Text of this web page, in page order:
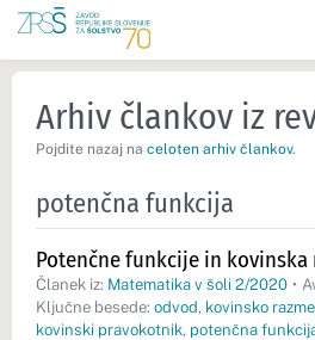
Arhiv člankov iz
Pojdite nazaj na celoten arhiv člankov.
potenčna funkcija
Potenčne funkcije in kovinska
Članek iz: Matematika v šoli 2/2020 •
Ključne besede: odvod, kovinsko
kovinski pravokotnik, potenčna